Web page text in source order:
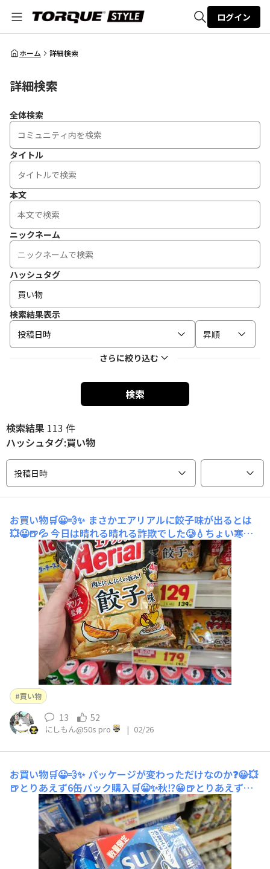
全体検索
ログイン
ホーム 詳細検索
詳細検索
全体検索
タイトル
本文
ニックネーム
ハッシュタグ
検索結果表示
投稿日時
昇順
さらに絞り込む
検索
検索結果 113 件
ハッシュタグ:買い物
投稿日時
お買い物🛒😀💨✨ まさかエアリアルに餃子味が出るとは
💥😀🍺💦 今日は晴れる晴れる詐欺でした🥲💧ちょい寒な1
日でした。それでは買い物履歴を見てください😀🍺💥と
りあえず価格表示無いか確認😀💦まだですね💧 まだ当た
りが出ていません💸💥😀🍺決戦は金曜日‼️ あっという間に
ホワイトボードマーカーが
買い物
13 52
にしもん@50s pro | 02/26
お買い物🛒😀💨✨ パッケージが変わっただけなのか❓️😀💥
🍺とりあえず6缶パック購入🛒😀✨秋⁉️😀🍺とりあえず購
入🛒春💥😀⁉️🍺とりあえずスルー産まれる前からあったの
だろうか💥😀⁉️🍺💦購入🛒税金払わないといけないのでい
つもより3000円程節約🥲💧🍺 気になったけど買わなかっ
た一品💥😀12ヶ月耐久ガラスコート